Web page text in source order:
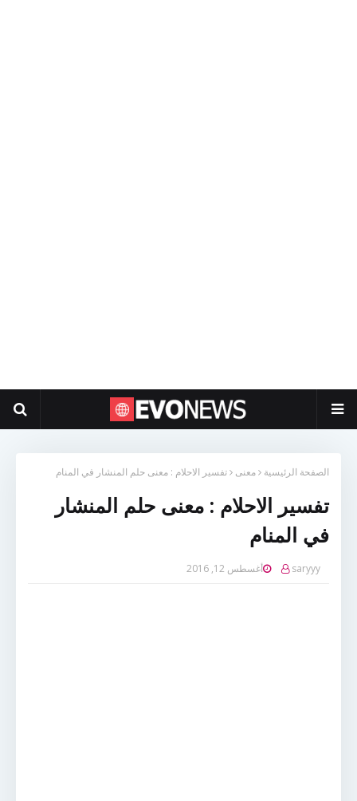
الصفحة الرئيسية معنى تفسير الاحلام : معنى حلم المنشار في المنام
تفسير الاحلام : معنى حلم المنشار
في المنام
saryyy أغسطس 12, 2016